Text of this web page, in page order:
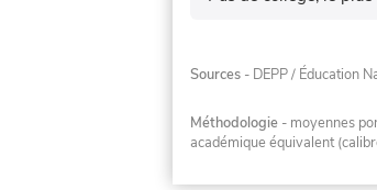
Sources - DEPP / Éducation
Méthodologie - moyennes
académique équivalent